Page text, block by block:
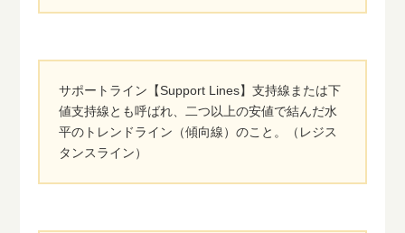
サポートライン【Support Lines】支持線または下
値支持線とも呼ばれ、二つ以上の安値で結んだ水
平のトレンドライン（傾向線）のこと。（レジス
タンスライン）